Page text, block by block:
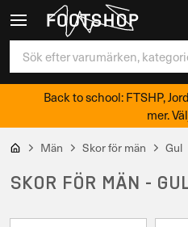
Back to school: FTSHP,
mer.
Män Skor för män Gul
SKOR FÖR MÄN -